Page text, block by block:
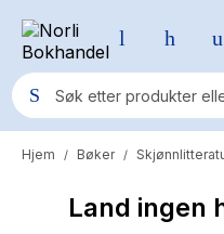
Populære søk
Pokemon
Hjem / Bøker /
Land ingen